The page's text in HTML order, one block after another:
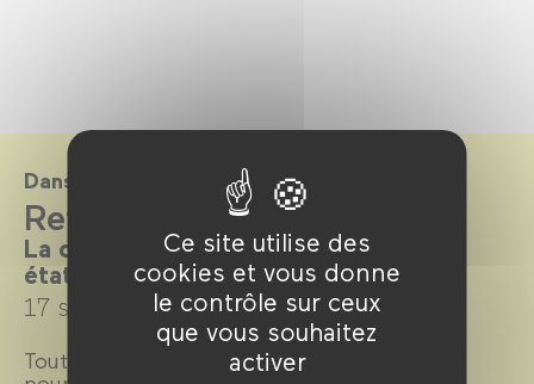
Ce site utilise des
cookies et vous donne
le contrôle sur ceux
que vous souhaitez
activer
Dans le cadre de
Refaire l'amour
La comédie romantique dans tous ses
états
17 septembre → 4 décembre 2024
Tout sur la comédie romantique, ou